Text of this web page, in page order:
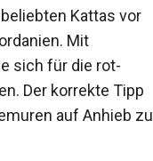
Kattas vor
Mit
sich für die rot-
Der korrekte Tipp
auf Anhieb zu